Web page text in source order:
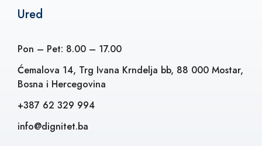
Ured
Pon – Pet: 8.00 – 17.00
Ćemalova 14, Trg Ivana Krndelja bb, 88 000 Mostar,
Bosna i Hercegovina
+387 62 329 994
info@dignitet.ba